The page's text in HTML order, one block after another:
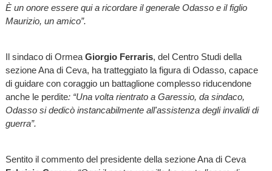
È un onore essere qui a ricordare il generale Odasso e il figlio
Maurizio, un amico”.
Il sindaco di OrmeaGiorgio Ferraris, del Centro Studi della
sezione Ana di Ceva, ha tratteggiato la figura di Odasso, capace
di guidare con coraggio un battaglione complesso riducendone
anche le perdite: “Una volta rientrato a Garessio, da sindaco,
Odasso si dedicò instancabilmente all'assistenza degli invalidi di
guerra”.
Sentito il commento del presidente della sezione Ana di Ceva